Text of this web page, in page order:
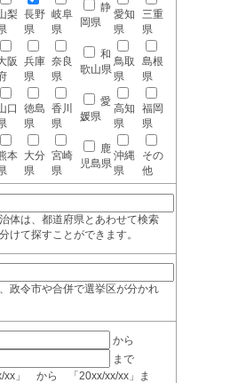
梨 長野
県
岐阜
県
静
岡県
愛知
県
三重
県
阪
兵庫
県
奈良
県
和
歌山県
鳥取
県
島根
県
口
徳島
県
香川
県
愛
媛県
高知
県
福岡
県
本 大分
県
宮崎
県
鹿
児島県
沖縄
県
その
他
体は、都道府県とあわせて検索
けて探すことができます。
政令市や合併で選挙区が分かれ
から
まで
xx」 から 「20xx/xx/xx」ま